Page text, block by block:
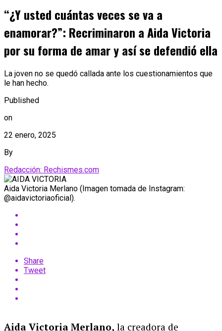
“¿Y usted cuántas veces se va a
enamorar?”: Recriminaron a Aida Victoria
por su forma de amar y así se defendió ella
La joven no se quedó callada ante los cuestionamientos que
le han hecho.
Published
on
22 enero, 2025
By
Redacción: Rechismes.com
Aida Victoria Merlano (Imagen tomada de Instagram:
@aidavictoriaoficial).
Share
Tweet
Aida Victoria Merlano, la creadora de